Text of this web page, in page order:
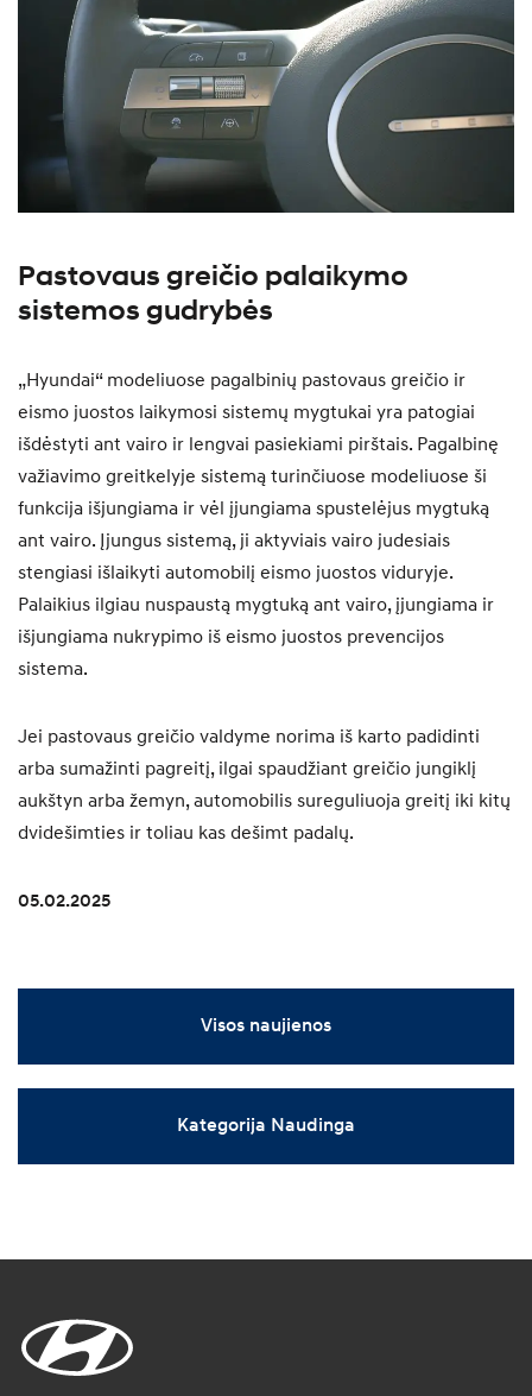
Pastovaus greičio palaikymo
sistemos gudrybės
„Hyundai“ modeliuose pagalbinių pastovaus greičio ir
eismo juostos laikymosi sistemų mygtukai yra patogiai
išdėstyti ant vairo ir lengvai pasiekiami pirštais. Pagalbinę
važiavimo greitkelyje sistemą turinčiuose modeliuose ši
funkcija išjungiama ir vėl įjungiama spustelėjus mygtuką
ant vairo. Įjungus sistemą, ji aktyviais vairo judesiais
stengiasi išlaikyti automobilį eismo juostos viduryje.
Palaikius ilgiau nuspaustą mygtuką ant vairo, įjungiama ir
išjungiama nukrypimo iš eismo juostos prevencijos
sistema.
Jei pastovaus greičio valdyme norima iš karto padidinti
arba sumažinti pagreitį, ilgai spaudžiant greičio jungiklį
aukštyn arba žemyn, automobilis sureguliuoja greitį iki kitų
dvidešimties ir toliau kas dešimt padalų.
05.02.2025
Visos naujienos
Kategorija Naudinga